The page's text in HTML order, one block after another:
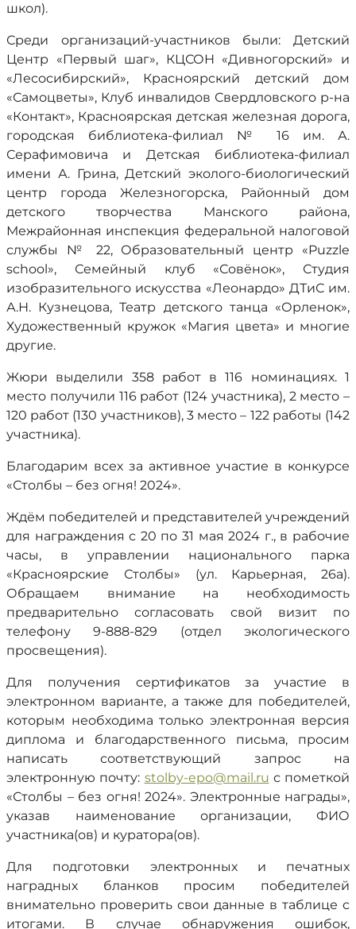
школ).
Среди организаций-участников были: Детский
Центр «Первый шаг», КЦСОН «Дивногорский» и
«Лесосибирский», Красноярский детский дом
«Самоцветы», Клуб инвалидов Свердловского р-на
«Контакт», Красноярская детская железная дорога,
городская библиотека-филиал № 16 им. А.
Серафимовича и Детская библиотека-филиал
имени А. Грина, Детский эколого-биологический
центр города Железногорска, Районный дом
детского творчества Манского района,
Межрайонная инспекция федеральной налоговой
службы № 22, Образовательный центр «Puzzle
school», Семейный клуб «Совёнок», Студия
изобразительного искусства «Леонардо» ДТиС им.
А.Н. Кузнецова, Театр детского танца «Орленок»,
Художественный кружок «Магия цвета» и многие
другие.
Жюри выделили 358 работ в 116 номинациях. 1
место получили 116 работ (124 участника), 2 место –
120 работ (130 участников), 3 место – 122 работы (142
участника).
Благодарим всех за активное участие в конкурсе
«Столбы – без огня! 2024».
Ждём победителей и представителей учреждений
для награждения с 20 по 31 мая 2024 г., в рабочие
часы, в управлении национального парка
«Красноярские Столбы» (ул. Карьерная, 26а).
Обращаем внимание на необходимость
предварительно согласовать свой визит по
телефону 9-888-829 (отдел экологического
просвещения).
Для получения сертификатов за участие в
электронном варианте, а также для победителей,
которым необходима только электронная версия
диплома и благодарственного письма, просим
написать соответствующий запрос на
электронную почту: stolby-epo@mail.ru с пометкой
«Столбы – без огня! 2024». Электронные награды»,
указав наименование организации, ФИО
участника(ов) и куратора(ов).
Для подготовки электронных и печатных
наградных бланков просим победителей
внимательно проверить свои данные в таблице с
итогами. В случае обнаружения ошибок,